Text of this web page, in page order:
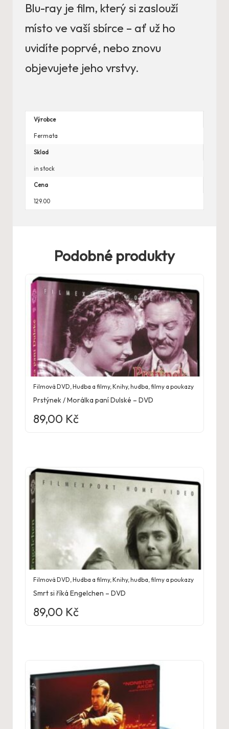
Blu-ray je film, který si zaslouží
místo ve vaší sbírce – ať už ho
uvidíte poprvé, nebo znovu
objevujete jeho vrstvy.
Výrobce
Fermata
Sklad
in stock
Cena
129.00
Podobné produkty
Filmová DVD,Hudba a filmy,Knihy, hudba, filmy a poukazy
Prstýnek / Morálka paní Dulské – DVD
89,00 Kč
Filmová DVD,Hudba a filmy,Knihy, hudba, filmy a poukazy
Smrt si říká Engelchen – DVD
89,00 Kč